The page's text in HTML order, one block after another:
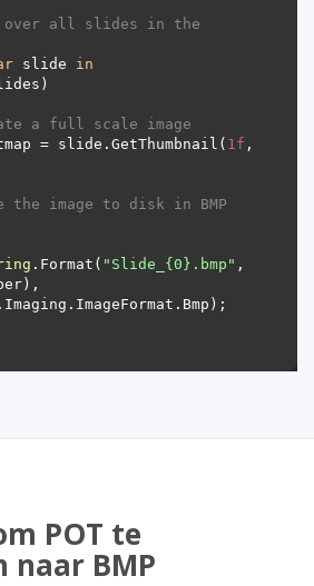
all slides in the
slide in
a full scale image
= slide.GetThumbnail( 1f
the image to disk in BMP
.Format( "Slide_{0}.bmp" ,
POT te
naar BMP